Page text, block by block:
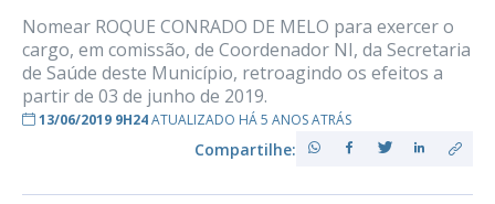
Nomear ROQUE CONRADO DE MELO para exercer o
cargo, em comissão, de Coordenador NI, da Secretaria
de Saúde deste Município, retroagindo os efeitos a
partir de 03 de junho de 2019.
13/06/2019 9H24ATUALIZADO HÁ 5 ANOS ATRÁS
Compartilhe: